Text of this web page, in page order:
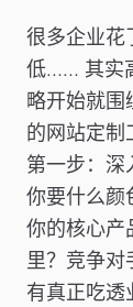
很多企业花
低…… 其实
略开始就围
的网站定制
第一步：深
你要什么颜
你的核心产
里？竞争对
有真正吃透